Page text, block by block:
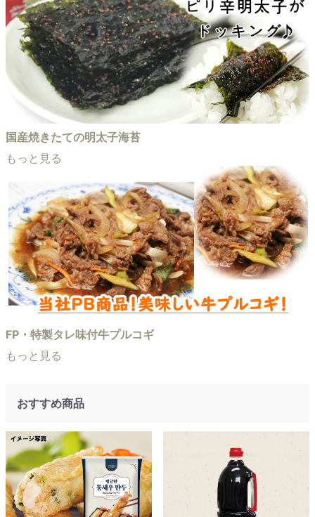
国産焼きたての明太子海苔
もっと見る
FP・特製タレ味付牛プルコギ
もっと見る
おすすめ商品